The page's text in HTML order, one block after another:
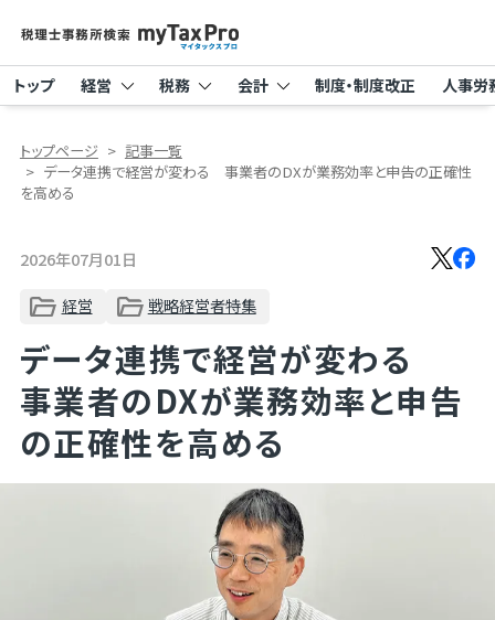
トップ 経営 税務 会計 制度・制度改正 人事労
トップページ
記事一覧
データ連携で経営が変わる 事業者のDXが業務効率と申告の正確性
を高める
2026年07月01日
経営
戦略経営者特集
データ連携で経営が変わる
事業者のDXが業務効率と申告
の正確性を高める